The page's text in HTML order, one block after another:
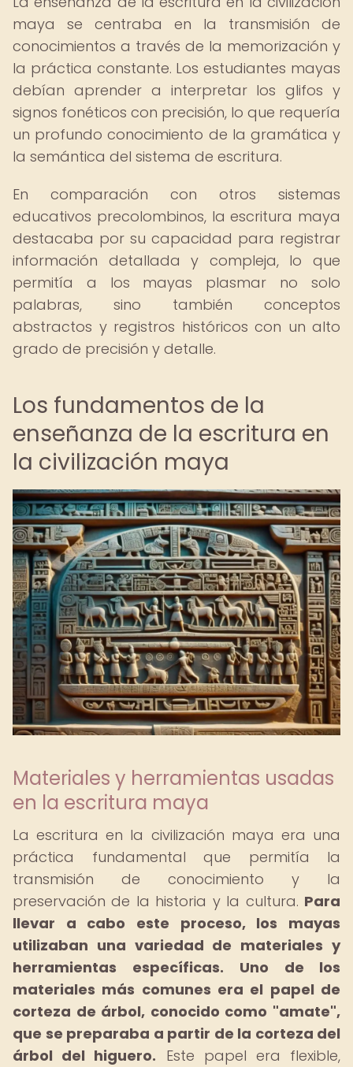
maya se centraba en la transmisión de
conocimientos a través de la memorización y
la práctica constante. Los estudiantes mayas
debían aprender a interpretar los glifos y
signos fonéticos con precisión, lo que requería
un profundo conocimiento de la gramática y
la semántica del sistema de escritura.
En comparación con otros sistemas
educativos precolombinos, la escritura maya
destacaba por su capacidad para registrar
información detallada y compleja, lo que
permitía a los mayas plasmar no solo
palabras, sino también conceptos
abstractos y registros históricos con un alto
grado de precisión y detalle.
Los fundamentos de la
enseñanza de la escritura en
la civilización maya
Materiales y herramientas usadas
en la escritura maya
La escritura en la civilización maya era una
práctica fundamental que permitía la
transmisión de conocimiento y la
preservación de la historia y la cultura. Para
llevar a cabo este proceso, los mayas
utilizaban una variedad de materiales y
herramientas específicas.
Uno de los
materiales más comunes era el papel de
corteza de árbol, conocido como "amate",
que se preparaba a partir de la corteza del
árbol del higuero. Este papel era flexible,